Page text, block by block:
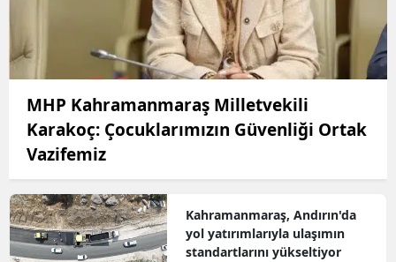
MHP Kahramanmaraş Milletvekili
Karakoç: Çocuklarımızın Güvenliği Ortak
Vazifemiz
Kahramanmaraş, Andırın'da
yol yatırımlarıyla ulaşımın
standartlarını yükseltiyor